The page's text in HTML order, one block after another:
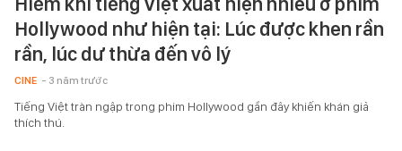
Hollywood như hiện tại: Lúc được khen rần
rần, lúc dư thừa đến vô lý
CINE - 3 năm trước
Tiếng Việt tràn ngập trong phim Hollywood gần đây khiến khán giả
thích thú.